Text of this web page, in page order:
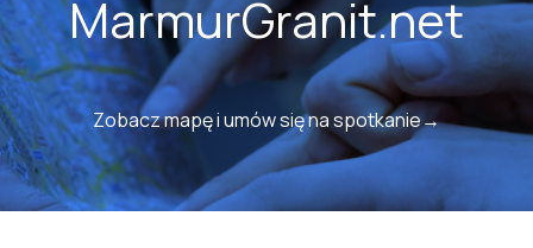
MarmurGranit.net
Zobacz mapę i umów się na spotkanie→